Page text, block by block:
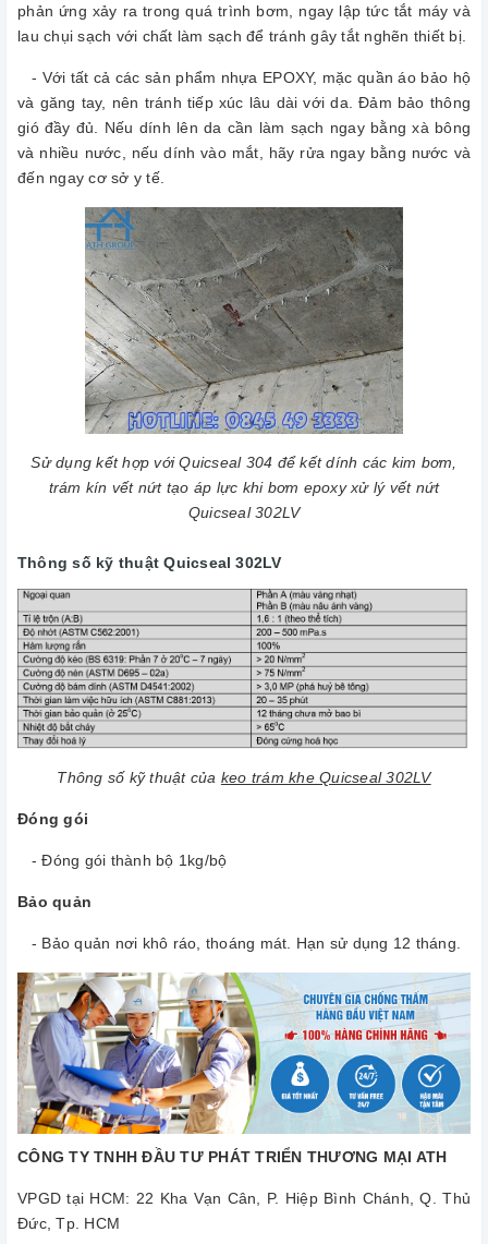
phản ứng xảy ra trong quá trình bơm, ngay lập tức tắt máy và
lau chụi sạch với chất làm sạch để tránh gây tắt nghẽn thiết bị.
- Với tất cả các sản phẩm nhựa EPOXY, mặc quần áo bảo hộ
và găng tay, nên tránh tiếp xúc lâu dài với da. Đảm bảo thông
gió đầy đủ. Nếu dính lên da cần làm sạch ngay bằng xà bông
và nhiều nước, nếu dính vào mắt, hãy rửa ngay bằng nước và
đến ngay cơ sở y tế.
Sử dụng kết hợp với Quicseal 304 để kết dính các kim bơm,
trám kín vết nứt tạo áp lực khi bơm epoxy xử lý vết nứt
Quicseal 302LV
Thông số kỹ thuật Quicseal 302LV
Thông số kỹ thuật của keo trám khe Quicseal 302LV
Đóng gói
- Đóng gói thành bộ 1kg/bộ
Bảo quản
- Bảo quản nơi khô ráo, thoáng mát. Hạn sử dụng 12 tháng.
CÔNG TY TNHH ĐẦU TƯ PHÁT TRIỂN THƯƠNG MẠI ATH
VPGD tại HCM: 22 Kha Vạn Cân, P. Hiệp Bình Chánh, Q. Thủ
Đức, Tp. HCM